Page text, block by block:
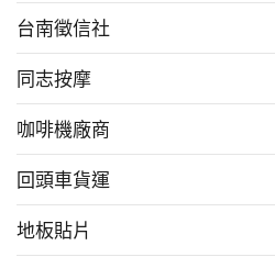
台南徵信社
同志按摩
咖啡機廠商
回頭車貨運
地板貼片